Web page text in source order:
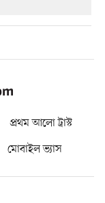
প্রথম আলো ট্রাস্ট
মোবাইল ভ্যাস